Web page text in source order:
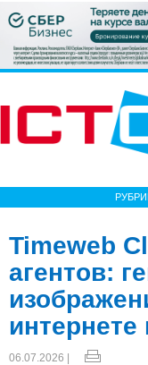
Timeweb
агентов:
интернете
06.07.2026 |